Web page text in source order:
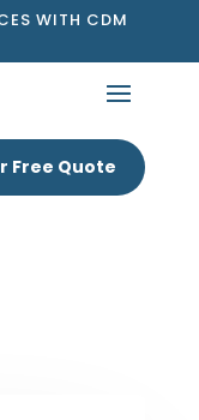
WITH CDM
Free Quote